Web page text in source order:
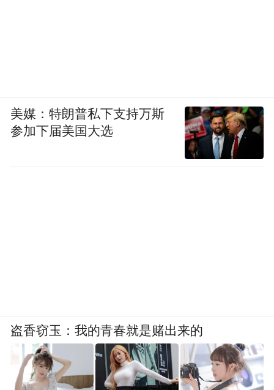
美媒：特朗普私下支持万斯
参加下届美国大选
盗香窃玉：我的青春就是赌出来的